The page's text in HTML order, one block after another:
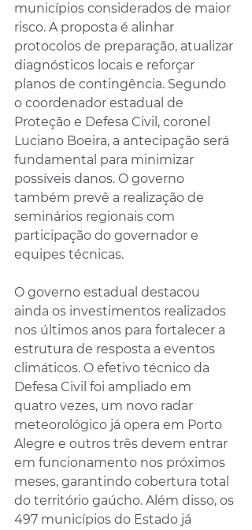
municípios considerados de maior
risco. A proposta é alinhar
protocolos de preparação, atualizar
diagnósticos locais e reforçar
planos de contingência. Segundo
o coordenador estadual de
Proteção e Defesa Civil, coronel
Luciano Boeira, a antecipação será
fundamental para minimizar
possíveis danos. O governo
também prevê a realização de
seminários regionais com
participação do governador e
equipes técnicas.
O governo estadual destacou
ainda os investimentos realizados
nos últimos anos para fortalecer a
estrutura de resposta a eventos
climáticos. O efetivo técnico da
Defesa Civil foi ampliado em
quatro vezes, um novo radar
meteorológico já opera em Porto
Alegre e outros três devem entrar
em funcionamento nos próximos
meses, garantindo cobertura total
do território gaúcho. Além disso, os
497 municípios do Estado já